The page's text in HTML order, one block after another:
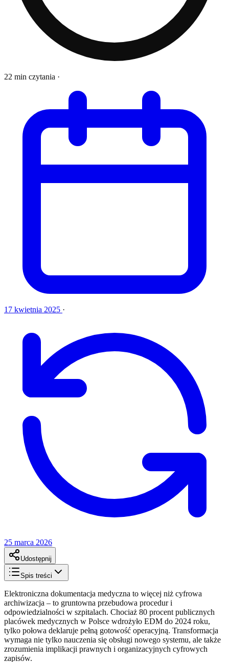
22 min czytania ·
17 kwietnia 2025 ·
25 marca 2026
Udostępnij
Spis treści
Elektroniczna dokumentacja medyczna to więcej niż cyfrowa
archiwizacja – to gruntowna przebudowa procedur i
odpowiedzialności w szpitalach. Chociaż 80 procent publicznych
placówek medycznych w Polsce wdrożyło EDM do 2024 roku,
tylko połowa deklaruje pełną gotowość operacyjną. Transformacja
wymaga nie tylko nauczenia się obsługi nowego systemu, ale także
zrozumienia implikacji prawnych i organizacyjnych cyfrowych
zapisów.